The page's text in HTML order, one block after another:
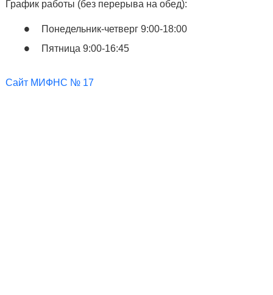
График работы (без перерыва на обед):
Понедельник-четверг 9:00-18:00
Пятница 9:00-16:45
Сайт МИФНС № 17